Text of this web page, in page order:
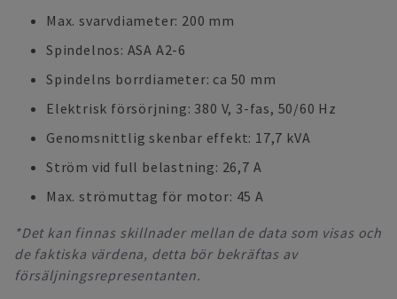
Max. svarvdiameter: 200 mm
Spindelnos: ASA A2-6
Spindelns borrdiameter: ca 50 mm
Elektrisk försörjning: 380 V, 3-fas, 50/60 Hz
Genomsnittlig skenbar effekt: 17,7 kVA
Ström vid full belastning: 26,7 A
Max. strömuttag för motor: 45 A
*Det kan finnas skillnader mellan de data som visas och
de faktiska värdena, detta bör bekräftas av
försäljningsrepresentanten.